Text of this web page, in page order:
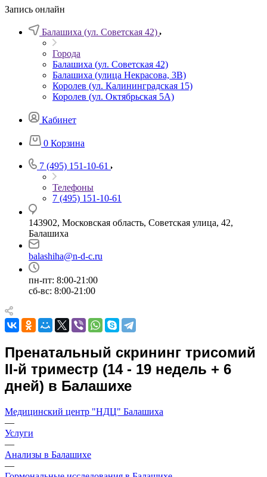
Запись онлайн
Балашиха (ул. Советская 42)
Города
Балашиха (ул. Советская 42)
Балашиха (улица Некрасова, 3В)
Королев (ул. Калининградская 15)
Королев (ул. Октябрьская 5А)
Кабинет
0 Корзина
7 (495) 151-10-61
Телефоны
7 (495) 151-10-61
143902, Московская область, Советская улица, 42,
Балашиха
balashiha@n-d-c.ru
пн-пт: 8:00-21:00
сб-вс: 8:00-21:00
Пренатальный скрининг трисомий
II-й триместр (14 - 19 недель + 6
дней) в Балашихе
Медицинский центр "НДЦ" Балашиха
—
Услуги
—
Анализы в Балашихе
—